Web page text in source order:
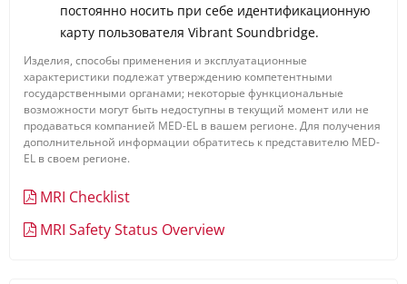
постоянно носить при себе идентификационную
карту пользователя Vibrant Soundbridge.
Изделия, способы применения и эксплуатационные
характеристики подлежат утверждению компетентными
государственными органами; некоторые функциональные
возможности могут быть недоступны в текущий момент или не
продаваться компанией MED-EL в вашем регионе. Для получения
дополнительной информации обратитесь к представителю MED-
EL в своем регионе.
MRI Checklist
MRI Safety Status Overview